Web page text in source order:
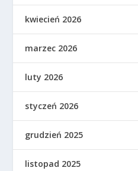
kwiecień 2026
marzec 2026
luty 2026
styczeń 2026
grudzień 2025
listopad 2025